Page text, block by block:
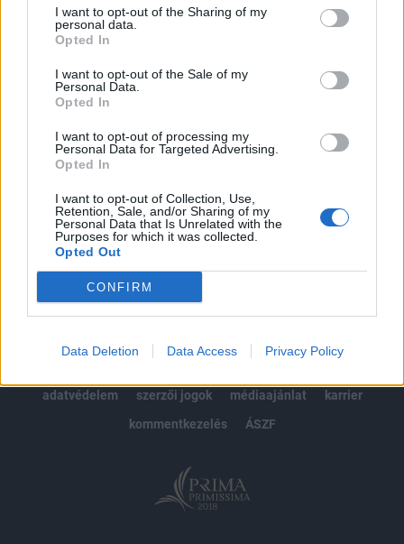
I want to opt-out of the Sharing of my
personal data.
Opted In
I want to opt-out of the Sale of my
Personal Data.
Opted In
I want to opt-out of processing my
Personal Data for Targeted Advertising.
Opted In
I want to opt-out of Collection, Use,
Retention, Sale, and/or Sharing of my
Personal Data that Is Unrelated with the
Purposes for which it was collected.
Opted Out
CONFIRM
Data Deletion Data Access Privacy Policy
Az előfizetés a következőket tartalmazza:
Portfolio.hu teljes cikkarchívum
kötéslistái
Előfizetés
MÁR ELŐFIZETŐNK VAGY?BEJELENTKEZÉS
adatvédelem
szerzői jogok médiaajánlat
karrier
kommentkezelés
ÁSZF